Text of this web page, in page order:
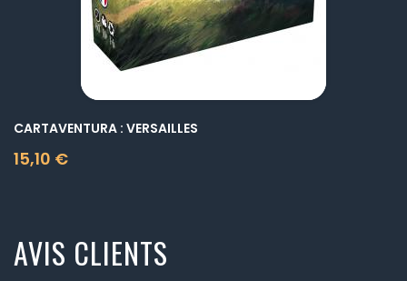
CARTAVENTURA : VERSAILLES
15,10 €
Prix
AVIS CLIENTS